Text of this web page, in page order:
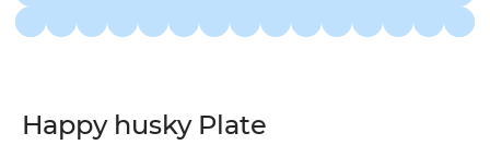
Happy husky Plate